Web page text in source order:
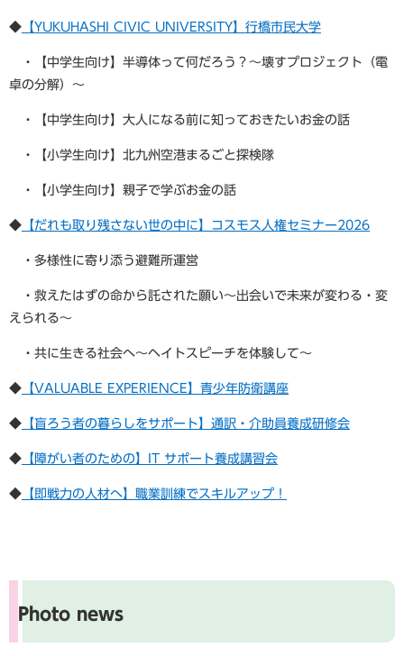
◆ 【YUKUHASHI CIVIC UNIVERSITY】行橋市民大学
・【中学生向け】半導体って何だろう？～壊すプロジェクト（電
卓の分解）～
・【中学生向け】大人になる前に知っておきたいお金の話
・【小学生向け】北九州空港まるごと探検隊
・【小学生向け】親子で学ぶお金の話
◆ 【だれも取り残さない世の中に】コスモス人権セミナー2026
・多様性に寄り添う避難所運営
・救えたはずの命から託された願い～出会いで未来が変わる・変
えられる～
・共に生きる社会へ～ヘイトスピーチを体験して～
◆ 【VALUABLE EXPERIENCE】青少年防衛講座
◆ 【盲ろう者の暮らしをサポート】通訳・介助員養成研修会
◆ 【障がい者のための】IT サポート養成講習会
◆ 【即戦力の人材へ】職業訓練でスキルアップ！
Photo news